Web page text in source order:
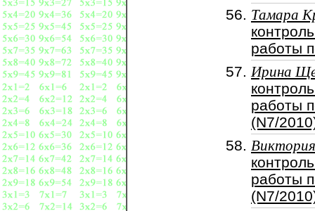
Тамара
работы
Ирина
работы
(N7/
работы
(N7/